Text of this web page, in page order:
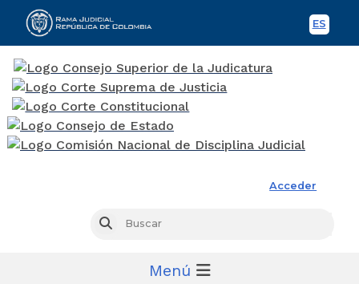
ES
Acceder
Buscar
Menú